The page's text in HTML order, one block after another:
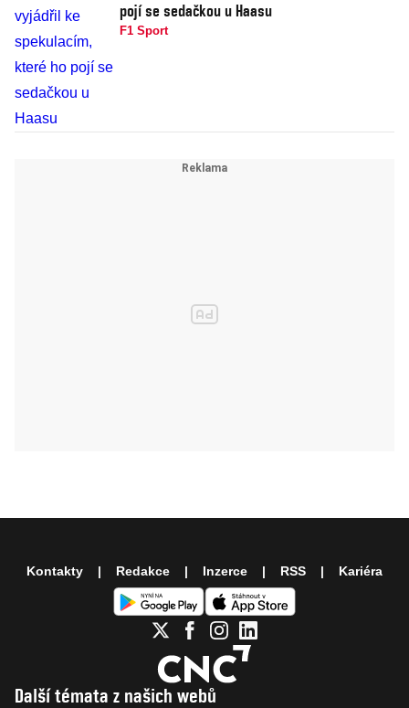
pojí se sedačkou u Haasu
F1 Sport
Další témata z našich webů
Kontakty Redakce Inzerce RSS Kariéra